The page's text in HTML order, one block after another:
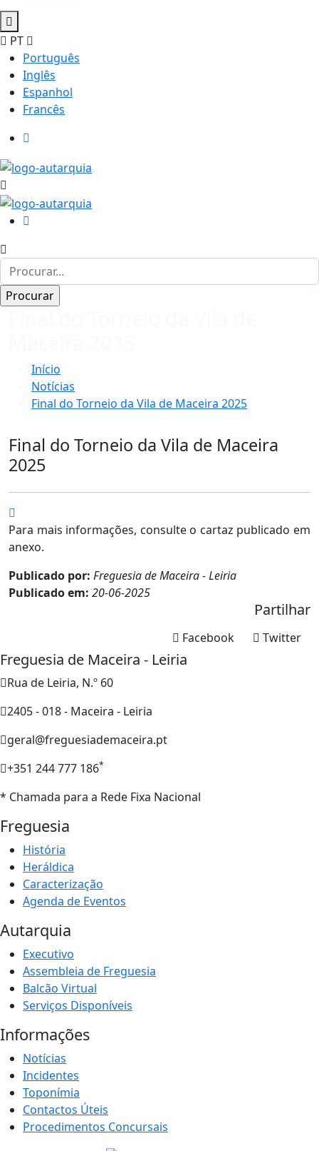
PT
Português
Inglês
Espanhol
Francês
Início
Notícias
Final do Torneio da Vila de Maceira 2025
Final do Torneio da Vila de Maceira
2025
Para mais informações, consulte o cartaz publicado em
anexo.
Publicado por: Freguesia de Maceira - Leiria
Publicado em: 20-06-2025
Partilhar
Twitter
Facebook
Freguesia de Maceira - Leiria
Rua de Leiria, N.º 60
2405 - 018 - Maceira - Leiria
geral@freguesiademaceira.pt
+351 244 777 186*
* Chamada para a Rede Fixa Nacional
Freguesia
História
Heráldica
Caracterização
Agenda de Eventos
Autarquia
Executivo
Assembleia de Freguesia
Balcão Virtual
Serviços Disponíveis
Informações
Notícias
Incidentes
Toponímia
Contactos Úteis
Procedimentos Concursais